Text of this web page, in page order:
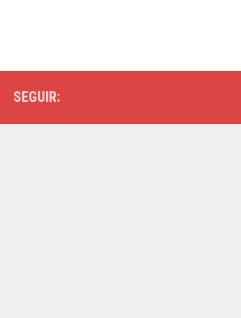
SEGUIR: